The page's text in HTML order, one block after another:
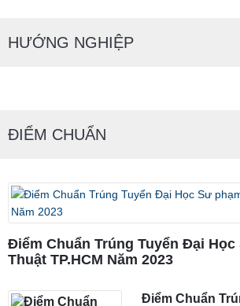
HƯỚNG NGHIỆP
ĐIỂM CHUẨN
Điểm Chuẩn Trúng Tuyển Đại Học
Thuật TP.HCM Năm 2023
Điểm Chuẩn